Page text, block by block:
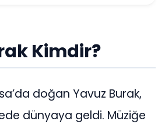
Kimdir?
doğan Yavuz Burak,
dünyaya geldi. Müziğe